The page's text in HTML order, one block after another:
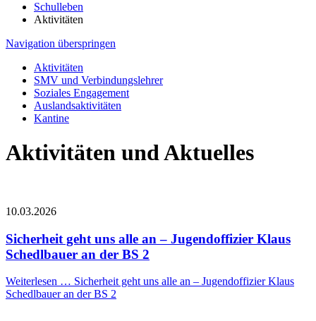
Schulleben
Aktivitäten
Navigation überspringen
Aktivitäten
SMV und Verbindungslehrer
Soziales Engagement
Auslandsaktivitäten
Kantine
Aktivitäten und Aktuelles
10.03.2026
Sicherheit geht uns alle an – Jugendoffizier Klaus
Schedlbauer an der BS 2
Weiterlesen … Sicherheit geht uns alle an – Jugendoffizier Klaus
Schedlbauer an der BS 2